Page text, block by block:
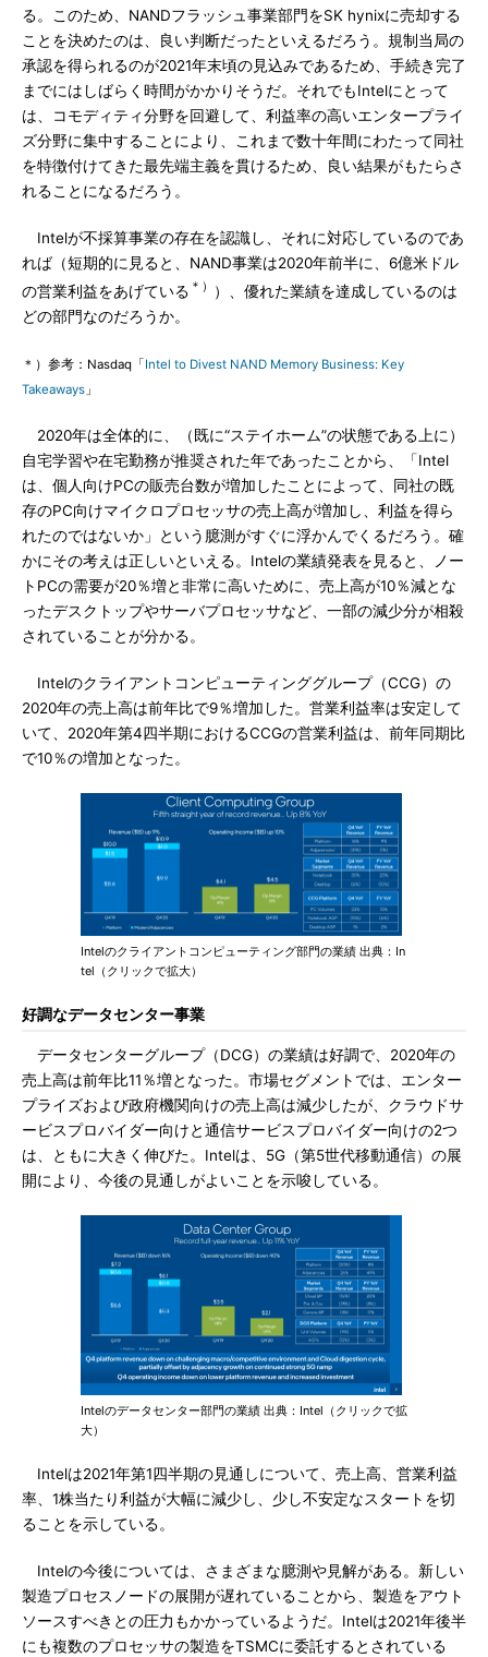
る。このため、NANDフラッシュ事業部門をSK hynixに売却する
ことを決めたのは、良い判断だったといえるだろう。規制当局の
承認を得られるのが2021年末頃の見込みであるため、手続き完了
までにはしばらく時間がかかりそうだ。それでもIntelにとって
は、コモディティ分野を回避して、利益率の高いエンタープライ
ズ分野に集中することにより、これまで数十年間にわたって同社
を特徴付けてきた最先端主義を貫けるため、良い結果がもたらさ
れることになるだろう。
Intelが不採算事業の存在を認識し、それに対応しているのであ
れば（短期的に見ると、NAND事業は2020年前半に、6億米ドル
の営業利益をあげている ＊）
）、優れた業績を達成しているのは
どの部門なのだろうか。
＊）参考：Nasdaq「Intel to Divest NAND Memory Business: Key
Takeaways 」
2020年は全体的に、（既に“ステイホーム”の状態である上に）
自宅学習や在宅勤務が推奨された年であったことから、「Intel
は、個人向けPCの販売台数が増加したことによって、同社の既
存のPC向けマイクロプロセッサの売上高が増加し、利益を得ら
れたのではないか」という臆測がすぐに浮かんでくるだろう。確
かにその考えは正しいといえる。Intelの業績発表を見ると、ノー
トPCの需要が20％増と非常に高いために、売上高が10％減とな
ったデスクトップやサーバプロセッサなど、一部の減少分が相殺
されていることが分かる。
Intelのクライアントコンピューティンググループ（CCG）の
2020年の売上高は前年比で9％増加した。営業利益率は安定して
いて、2020年第4四半期におけるCCGの営業利益は、前年同期比
で10％の増加となった。
Intelのクライアントコンピューティング部門の業績 出典：In
tel（クリックで拡大）
好調なデータセンター事業
データセンターグループ（DCG）の業績は好調で、2020年の
売上高は前年比11％増となった。市場セグメントでは、エンター
プライズおよび政府機関向けの売上高は減少したが、クラウドサ
ービスプロバイダー向けと通信サービスプロバイダー向けの2つ
は、ともに大きく伸びた。Intelは、5G（第5世代移動通信）の展
開により、今後の見通しがよいことを示唆している。
Intelのデータセンター部門の業績 出典：Intel（クリックで拡
大）
Intelは2021年第1四半期の見通しについて、売上高、営業利益
率、1株当たり利益が大幅に減少し、少し不安定なスタートを切
ることを示している。
Intelの今後については、さまざまな臆測や見解がある。新しい
製造プロセスノードの展開が遅れていることから、製造をアウト
ソースすべきとの圧力もかかっているようだ。Intelは2021年後半
にも複数のプロセッサの製造をTSMCに委託するとされている